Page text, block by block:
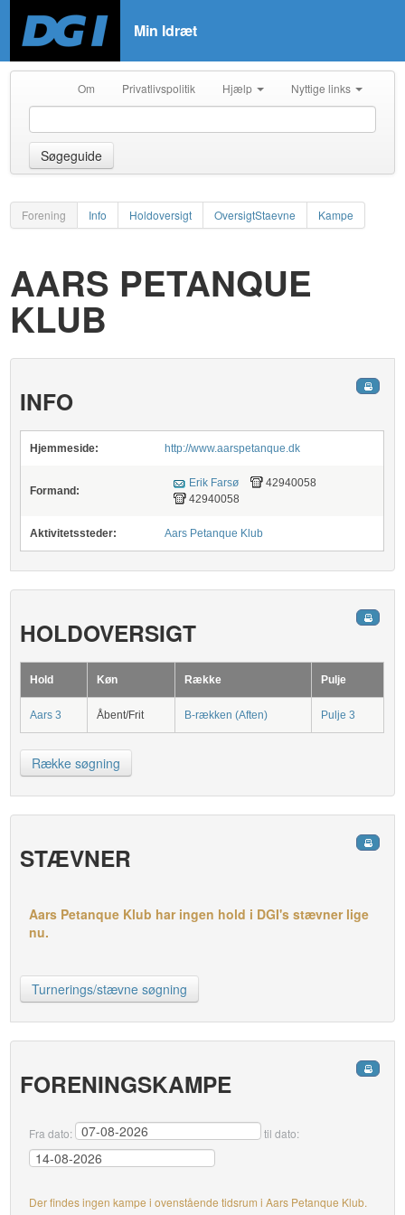
Min Idræt
Om Privatlivspolitik Hjælp Nyttige links
Søgeguide
Forening Info Holdoversigt OversigtStaevne Kampe
AARS PETANQUE
KLUB
INFO
Hjemmeside: http://www.aarspetanque.dk
Formand:
Erik Farsø
42940058
42940058
Aktivitetssteder: Aars Petanque Klub
HOLDOVERSIGT
Hold Køn Række Pulje
Aars 3 Åbent/Frit B-rækken (Aften) Pulje 3
Række søgning
STÆVNER
Aars Petanque Klub har ingen hold i DGI's stævner lige
nu.
Turnerings/stævne søgning
FORENINGSKAMPE
Fra dato: til dato:
Der findes ingen kampe i ovenstående tidsrum i Aars Petanque Klub.